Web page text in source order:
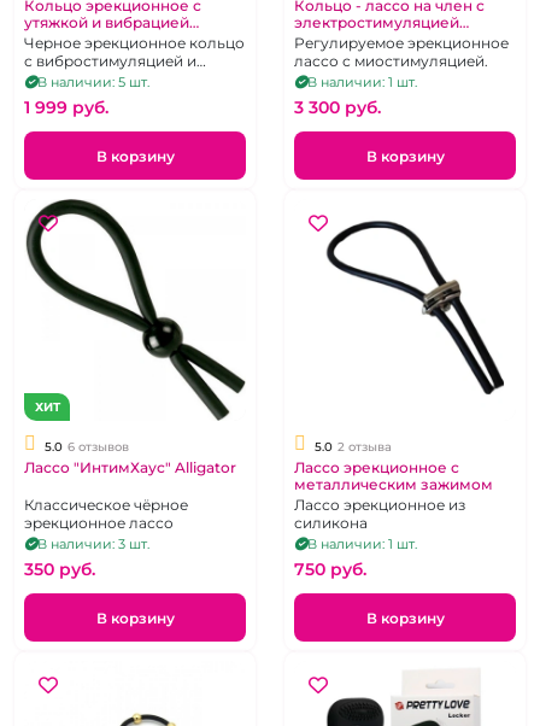
Кольцо эрекционное с
утяжкой и вибрацией
черное
Черное эрекционное кольцо
с вибростимуляцией и
утяжкой
В наличии: 5 шт.
1 999 pуб.
В корзину
Кольцо - лассо на член с
электростимуляцией
регулируемый диаметр "S-
hande" Lightning ring черное
Регулируемое эрекционное
лассо с миостимуляцией.
В наличии: 1 шт.
3 300 pуб.
В корзину
ХИТ
5.0 6 отзывов
Лассо "ИнтимХаус" Alligator
Классическое чёрное
эрекционное лассо
В наличии: 3 шт.
350 pуб.
В корзину
5.0 2 отзыва
Лассо эрекционное с
металлическим зажимом
Лассо эрекционное из
силикона
В наличии: 1 шт.
750 pуб.
В корзину